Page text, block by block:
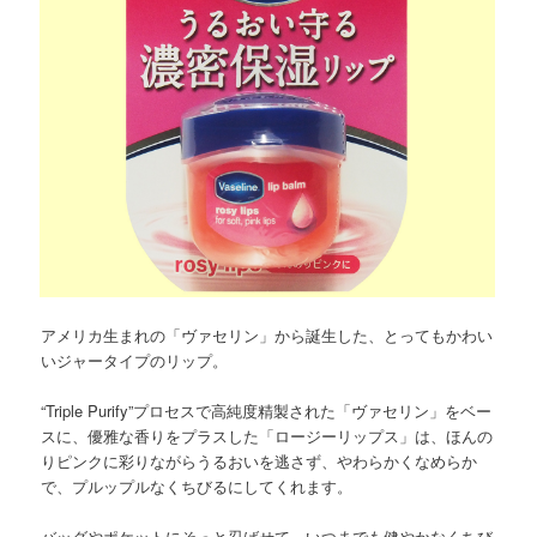
アメリカ生まれの「ヴァセリン」から誕生した、とってもかわい
いジャータイプのリップ。
“Triple Purify”プロセスで高純度精製された「ヴァセリン」をベー
スに、優雅な香りをプラスした「ロージーリップス」は、ほんの
りピンクに彩りながらうるおいを逃さず、やわらかくなめらか
で、プルップルなくちびるにしてくれます。